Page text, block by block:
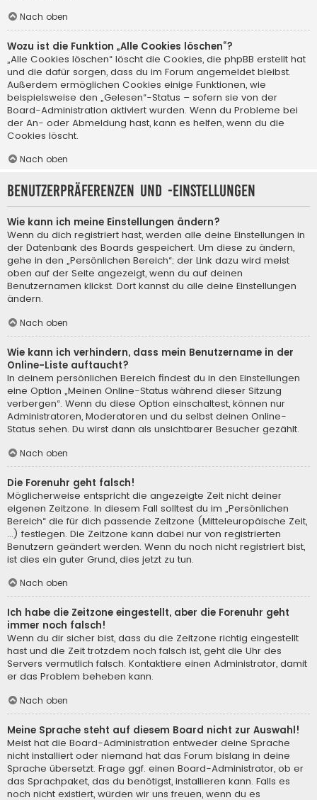
Nach oben
Wozu ist die Funktion „Alle Cookies löschen“?
„Alle Cookies löschen“ löscht die Cookies, die phpBB erstellt hat
und die dafür sorgen, dass du im Forum angemeldet bleibst.
Außerdem ermöglichen Cookies einige Funktionen, wie
beispielsweise den „Gelesen“-Status – sofern sie von der
Board-Administration aktiviert wurden. Wenn du Probleme bei
der An- oder Abmeldung hast, kann es helfen, wenn du die
Cookies löscht.
Nach oben
Benutzerpräferenzen und -einstellungen
Wie kann ich meine Einstellungen ändern?
Wenn du dich registriert hast, werden alle deine Einstellungen in
der Datenbank des Boards gespeichert. Um diese zu ändern,
gehe in den „Persönlichen Bereich“; der Link dazu wird meist
oben auf der Seite angezeigt, wenn du auf deinen
Benutzernamen klickst. Dort kannst du alle deine Einstellungen
ändern.
Nach oben
Wie kann ich verhindern, dass mein Benutzername in der
Online-Liste auftaucht?
In deinem persönlichen Bereich findest du in den Einstellungen
eine Option „Meinen Online-Status während dieser Sitzung
verbergen“. Wenn du diese Option einschaltest, können nur
Administratoren, Moderatoren und du selbst deinen Online-
Status sehen. Du wirst dann als unsichtbarer Besucher gezählt.
Nach oben
Die Forenuhr geht falsch!
Möglicherweise entspricht die angezeigte Zeit nicht deiner
eigenen Zeitzone. In diesem Fall solltest du im „Persönlichen
Bereich“ die für dich passende Zeitzone (Mitteleuropäische Zeit,
...) festlegen. Die Zeitzone kann dabei nur von registrierten
Benutzern geändert werden. Wenn du noch nicht registriert bist,
ist dies ein guter Grund, dies jetzt zu tun.
Nach oben
Ich habe die Zeitzone eingestellt, aber die Forenuhr geht
immer noch falsch!
Wenn du dir sicher bist, dass du die Zeitzone richtig eingestellt
hast und die Zeit trotzdem noch falsch ist, geht die Uhr des
Servers vermutlich falsch. Kontaktiere einen Administrator, damit
er das Problem beheben kann.
Nach oben
Meine Sprache steht auf diesem Board nicht zur Auswahl!
Meist hat die Board-Administration entweder deine Sprache
nicht installiert oder niemand hat das Forum bislang in deine
Sprache übersetzt. Frage ggf. einen Board-Administrator, ob er
das Sprachpaket, das du benötigst, installieren kann. Falls es
noch nicht existiert, würden wir uns freuen, wenn du es